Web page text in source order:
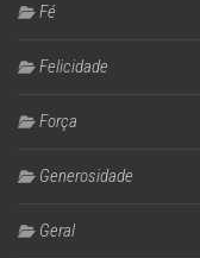
Fé
Felicidade
Força
Generosidade
Geral